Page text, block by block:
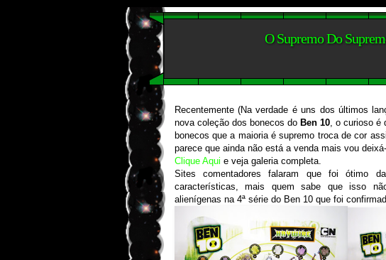
O Supremo Do
Recentemente (Na verdade é uns dos últimos
nova coleção dos bonecos do Ben 10, o curioso é
bonecos que a maioria é supremo troca de cor
parece que ainda não está a venda mais vou
Clique Aqui e veja galeria completa.
Sites comentadores falaram que foi ótimo
características, mais quem sabe que isso
alienígenas na 4ª série do Ben 10 que foi